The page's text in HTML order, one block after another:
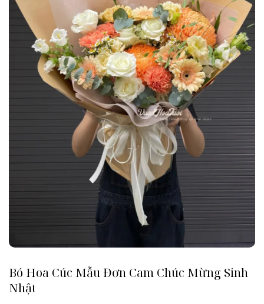
Bó Hoa Cúc Mẫu Đơn Cam Chúc Mừng Sinh
Nhật